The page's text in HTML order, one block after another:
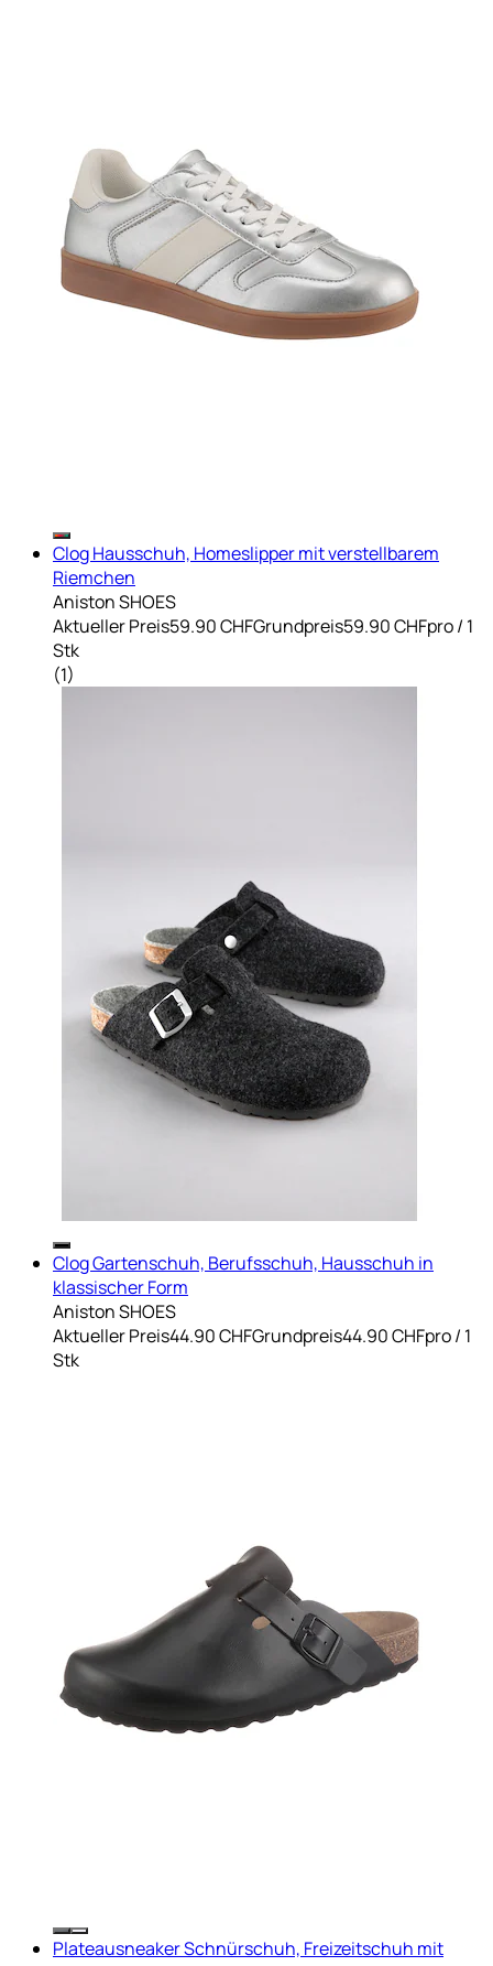
Clog Hausschuh, Homeslipper mit verstellbarem
Riemchen
Aniston SHOES
Aktueller Preis59.90 CHFGrundpreis59.90 CHFpro/ 1
Stk
(1)
Clog Gartenschuh, Berufsschuh, Hausschuh in
klassischer Form
Aniston SHOES
Aktueller Preis44.90 CHFGrundpreis44.90 CHFpro/ 1
Stk
Plateausneaker Schnürschuh, Freizeitschuh mit